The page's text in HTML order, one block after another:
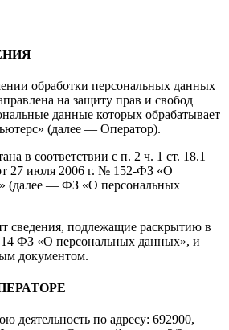
обработки персональных данных
на защиту прав и свобод
данные которых обрабатывает
(далее — Оператор).
в соответствии с п. 2 ч. 1 ст. 18.1
27 июля 2006 г. № 152-ФЗ «О
(далее — ФЗ «О персональных
сведения, подлежащие раскрытию в
14 ФЗ «О персональных данных», и
документом.
деятельность по адресу: 692900,